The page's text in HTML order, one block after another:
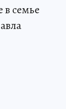
в семье